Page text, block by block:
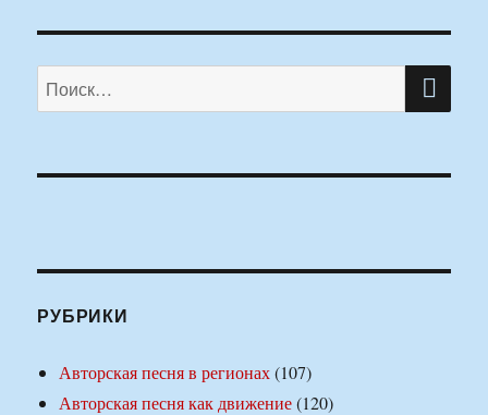
Искать:
РУБРИКИ
Авторская песня в регионах(107)
Авторская песня как движение(120)